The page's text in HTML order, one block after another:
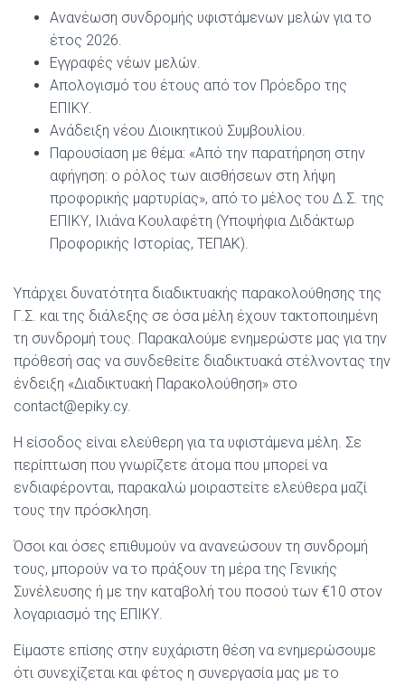
Ανανέωση συνδρομής υφιστάμενων μελών για το
έτος 2026.
Εγγραφές νέων μελών.
Απολογισμό του έτους από τον Πρόεδρο της
ΕΠΙΚΥ.
Ανάδειξη νέου Διοικητικού Συμβουλίου.
Παρουσίαση με θέμα: «Από την παρατήρηση στην
αφήγηση: ο ρόλος των αισθήσεων στη λήψη
προφορικής μαρτυρίας», από το μέλος του Δ.Σ. της
ΕΠΙΚΥ, Ιλιάνα Κουλαφέτη (Υποψήφια Διδάκτωρ
Προφορικής Ιστορίας, ΤΕΠΑΚ).
Υπάρχει δυνατότητα διαδικτυακής παρακολούθησης της
Γ.Σ. και της διάλεξης σε όσα μέλη έχουν τακτοποιημένη
τη συνδρομή τους. Παρακαλούμε ενημερώστε μας για την
πρόθεσή σας να συνδεθείτε διαδικτυακά στέλνοντας την
ένδειξη «Διαδικτυακή Παρακολούθηση» στο
contact@epiky.cy.
Η είσοδος είναι ελεύθερη για τα υφιστάμενα μέλη. Σε
περίπτωση που γνωρίζετε άτομα που μπορεί να
ενδιαφέρονται, παρακαλώ μοιραστείτε ελεύθερα μαζί
τους την πρόσκληση.
Όσοι και όσες επιθυμούν να ανανεώσουν τη συνδρομή
τους, μπορούν να το πράξουν τη μέρα της Γενικής
Συνέλευσης ή με την καταβολή του ποσού των €10 στον
λογαριασμό της ΕΠΙΚΥ.
Είμαστε επίσης στην ευχάριστη θέση να ενημερώσουμε
ότι συνεχίζεται και φέτος η συνεργασία μας με το